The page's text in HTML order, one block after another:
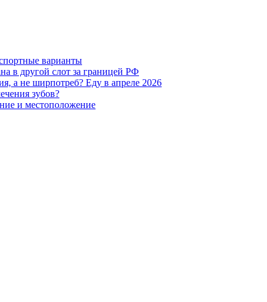
варианты
в другой слот за границей РФ
а не ширпотреб? Еду в апреле 2026
зубов?
и местоположение